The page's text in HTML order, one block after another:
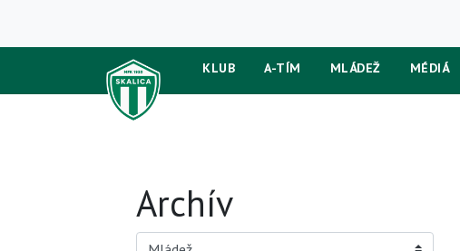
KLUB A-TÍM MLÁDEŽ MÉDIÁ
Archív